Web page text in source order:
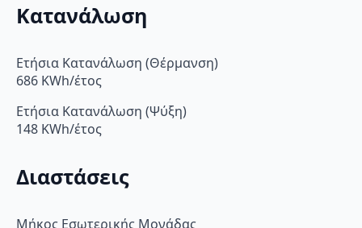
Κατανάλωση
Ετήσια Κατανάλωση (Θέρμανση)
686 KWh/έτος
Ετήσια Κατανάλωση (Ψύξη)
148 KWh/έτος
Διαστάσεις
Μήκος Εσωτερικής Μονάδας